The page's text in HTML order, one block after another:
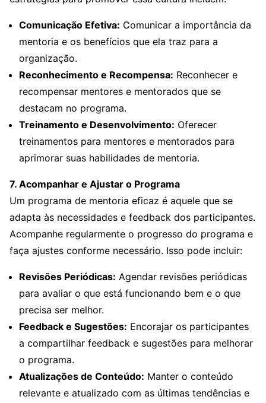
Comunicação Efetiva: Comunicar a importância da
mentoria e os benefícios que ela traz para a
organização.
Reconhecimento e Recompensa: Reconhecer e
recompensar mentores e mentorados que se
destacam no programa.
Treinamento e Desenvolvimento: Oferecer
treinamentos para mentores e mentorados para
aprimorar suas habilidades de mentoria.
7. Acompanhar e Ajustar o Programa
Um programa de mentoria eficaz é aquele que se
adapta às necessidades e feedback dos participantes.
Acompanhe regularmente o progresso do programa e
faça ajustes conforme necessário. Isso pode incluir:
Revisões Periódicas: Agendar revisões periódicas
para avaliar o que está funcionando bem e o que
precisa ser melhor.
Feedback e Sugestões: Encorajar os participantes
a compartilhar feedback e sugestões para melhorar
o programa.
Atualizações de Conteúdo: Manter o conteúdo
relevante e atualizado com as últimas tendências e